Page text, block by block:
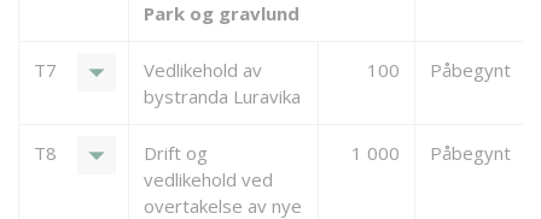
Park og gravlund
T7 arrow_drop_down
Vedlikehold av
bystranda Luravika
100 Påbegynt
T8 arrow_drop_down
Drift og
vedlikehold ved
overtakelse av nye
1 000 Påbegynt